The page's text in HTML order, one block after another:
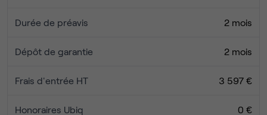
Durée de préavis 2 mois
Dépôt de garantie 2 mois
Frais d'entrée HT 3 597 €
Honoraires Ubiq 0 €